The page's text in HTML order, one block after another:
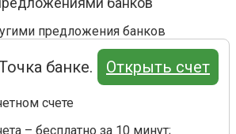
предложения банков
банке. Открыть счет
счете
– бесплатно за 10 минут;